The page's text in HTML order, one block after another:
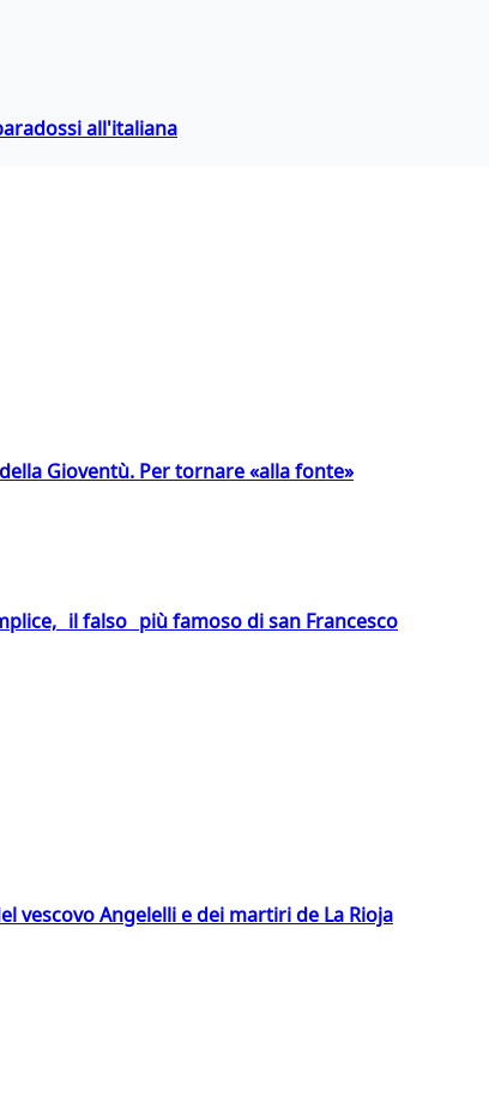
all'italiana
Gioventù. Per tornare «alla fonte»
il falso più famoso di san Francesco
vescovo Angelelli e dei martiri de La Rioja